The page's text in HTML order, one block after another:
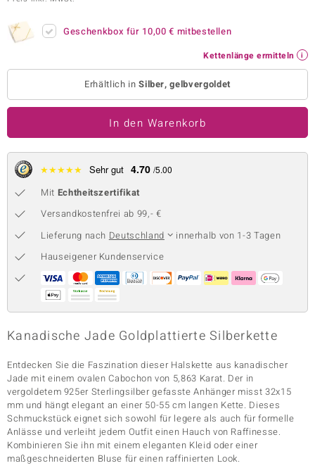
BY DE MELO
Collection
Classics
Geschenkbox für 10,00 € mitbestellen
Kettenlänge ermitteln
Erhältlich inSilber, gelbvergoldet
In den Warenkorb
★★★★★ Sehr gut 4.70 /5.00
Mit Echtheitszertifikat
Versandkostenfrei ab 99,- €
Lieferung nach Deutschland
innerhalb von 1-3 Tagen
Hauseigener Kundenservice
Kanadische Jade Goldplattierte Silberkette
Entdecken Sie die Faszination dieser Halskette aus kanadischer
Jade mit einem ovalen Cabochon von 5,863 Karat. Der in
vergoldetem 925er Sterlingsilber gefasste Anhänger misst 32x15
mm und hängt elegant an einer 50-55 cm langen Kette. Dieses
Schmuckstück eignet sich sowohl für legere als auch für formelle
Anlässe und verleiht jedem Outfit einen Hauch von Raffinesse.
Kombinieren Sie ihn mit einem eleganten Kleid oder einer
maßgeschneiderten Bluse für einen raffinierten Look.